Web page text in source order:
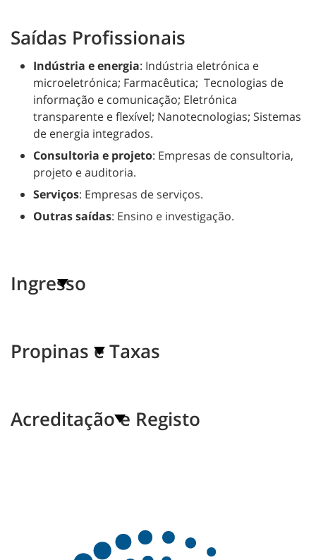
Saídas Profissionais
Indústria e energia: Indústria eletrónica e
microeletrónica; Farmacêutica; Tecnologias de
informação e comunicação; Eletrónica
transparente e flexível; Nanotecnologias; Sistemas
de energia integrados.
Consultoria e projeto: Empresas de consultoria,
projeto e auditoria.
Serviços: Empresas de serviços.
Outras saídas: Ensino e investigação.
Ingresso
Propinas e Taxas
Acreditação e Registo